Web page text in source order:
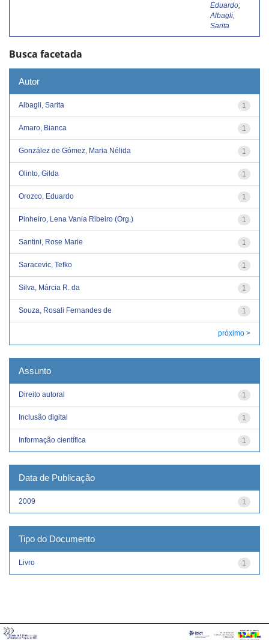
Eduardo;
Albagli,
Sarita
Busca facetada
Autor
1
Albagli, Sarita
1
Amaro, Bianca
1
González de Gómez, Maria Nélida
1
Olinto, Gilda
1
Orozco, Eduardo
1
Pinheiro, Lena Vania Ribeiro (Org.)
1
Santini, Rose Marie
1
Saracevic, Tefko
1
Silva, Márcia R. da
1
Souza, Rosali Fernandes de
próximo >
Assunto
1
Direito autoral
1
Inclusão digital
1
Informação científica
Data de Publicação
1
2009
Tipo do Documento
1
Livro